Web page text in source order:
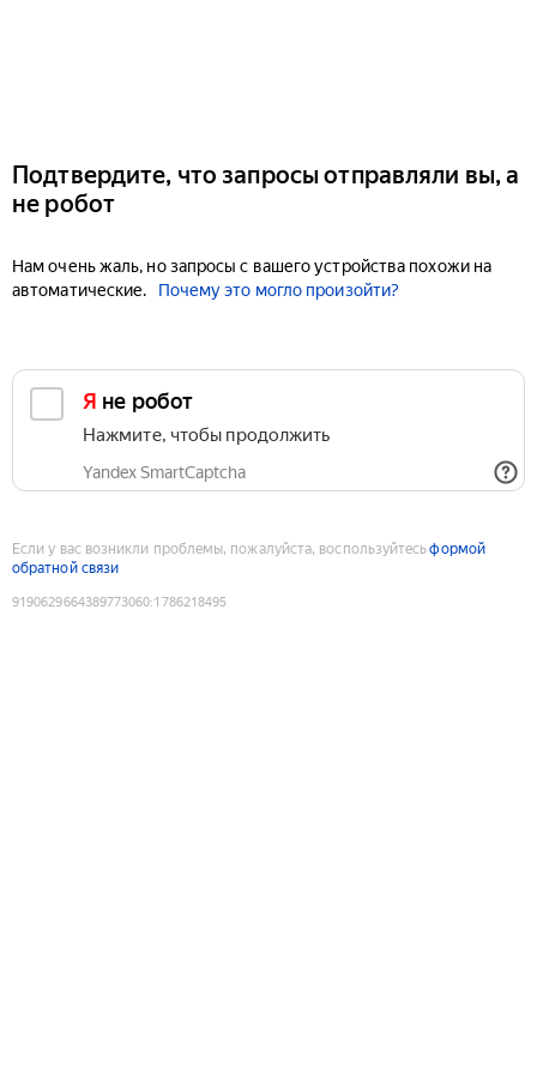
Подтвердите, что запросы отправляли вы, а
не робот
Нам очень жаль, но запросы с вашего устройства похожи на
автоматические.
Почему это могло произойти?
Я не робот
Нажмите, чтобы продолжить
Yandex SmartCaptcha
Если у вас возникли проблемы, пожалуйста, воспользуйтесьформой
обратной связи
9190629664389773060:1786218495